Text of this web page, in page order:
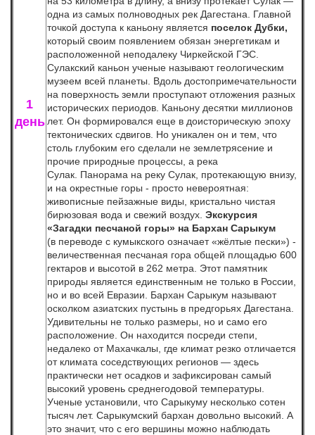
1
день
одна из самых полноводных рек Дагестана. Главной
точкой доступа к каньону является поселок Дубки,
который своим появлением обязан энергетикам и
расположенной неподалеку Чиркейской ГЭС.
Сулакский каньон ученые называют геологическим
музеем всей планеты. Вдоль достопримечательности
на поверхность земли проступают отложения разных
исторических периодов. Каньону десятки миллионов
лет. Он формировался еще в доисторическую эпоху
тектонических сдвигов. Но уникален он и тем, что
столь глубоким его сделали не землетрясение и
прочие природные процессы, а река
Сулак. Панорама на реку Сулак, протекающую внизу,
и на окрестные горы - просто невероятная:
живописные пейзажные виды, кристально чистая
бирюзовая вода и свежий воздух. Экскурсия
«Загадки песчаной горы» на Бархан Сарыкум
(в переводе с кумыкского означает «жёлтые пески») -
величественная песчаная гора общей площадью 600
гектаров и высотой в 262 метра. Этот памятник
природы является единственным не только в России,
но и во всей Евразии. Бархан Сарыкум называют
осколком азиатских пустынь в предгорьях Дагестана.
Удивительны не только размеры, но и само его
расположение. Он находится посреди степи,
недалеко от Махачкалы, где климат резко отличается
от климата соседствующих регионов — здесь
практически нет осадков и зафиксирован самый
высокий уровень среднегодовой температуры.
Ученые установили, что Сарыкуму несколько сотен
тысяч лет. Сарыкумский бархан довольно высокий. А
это значит, что с его вершины можно наблюдать